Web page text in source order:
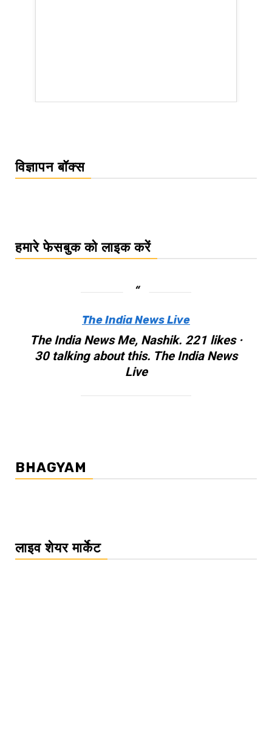
विज्ञापन बॉक्स
हमारे फेसबुक को लाइक करें
The India News Live
The India News Me, Nashik. 221 likes ·
30 talking about this. The India News
Live
BHAGYAM
लाइव शेयर मार्केट